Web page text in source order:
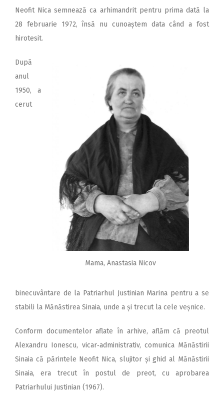
Neofit Nica semnează ca arhimandrit pentru prima dată la
28 februarie 1972, însă nu cunoaștem data când a fost
hirotesit.
Mama, Anastasia Nicov
După
anul
1950, a
cerut
binecuvântare de la Patriarhul Justinian Marina pentru a se
stabili la Mănăstirea Sinaia, unde a și trecut la cele veșnice.
Conform documentelor aflate în arhive, aflăm că preotul
Alexandru Ionescu, vicar‑administrativ, comunica Mănăstirii
Sinaia că părintele Neofit Nica, slujitor și ghid al Mănăstirii
Sinaia, era trecut în postul de preot, cu aprobarea
Patriarhului Justinian (1967).